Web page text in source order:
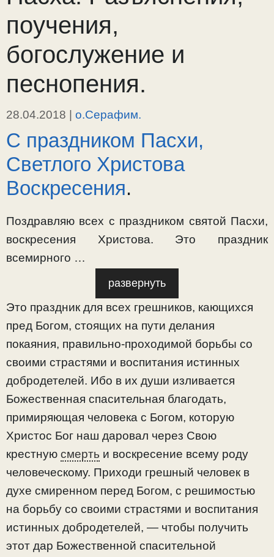
поучения,
богослужение и
песнопения.
28.04.2018 | о.Серафим.
С праздником Пасхи,
Светлого Христова
Воскресения.
Поздравляю всех с праздником святой Пасхи,
воскресения Христова. Это праздник
всемирного …
развернуть
Это праздник для всех грешников, кающихся
пред Богом, стоящих на пути делания
покаяния, правильно-проходимой борьбы со
своими страстями и воспитания истинных
добродетелей. Ибо в их души изливается
Божественная спасительная благодать,
примиряющая человека с Богом, которую
Христос Бог наш даровал через Свою
крестную смерть и воскресение всему роду
человеческому. Приходи грешный человек в
духе смиренном перед Богом, с решимостью
на борьбу со своими страстями и воспитания
истинных добродетелей, — чтобы получить
этот дар Божественной спасительной